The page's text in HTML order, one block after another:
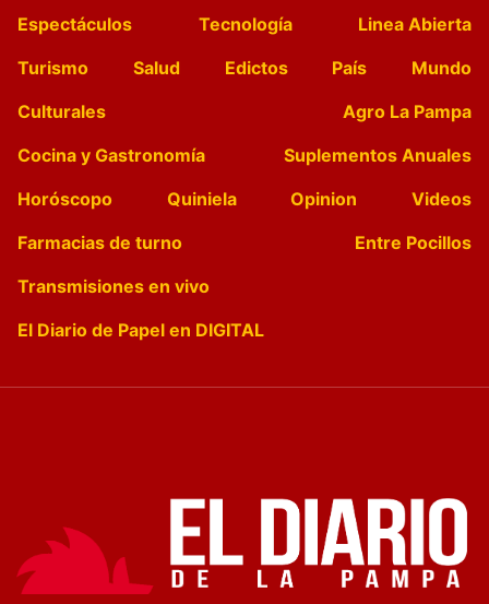
Espectáculos
Tecnología
Linea Abierta
Turismo
Salud Edictos País
Mundo
Culturales
Agro La Pampa
Cocina y Gastronomía
Suplementos Anuales
Horóscopo
Quiniela Opinion
Videos
Farmacias de turno
Entre Pocillos
Transmisiones en vivo
El Diario de Papel en DIGITAL